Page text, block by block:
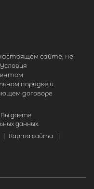
сайте, не
порядке и
договоре
даете
данных.
Карта сайта